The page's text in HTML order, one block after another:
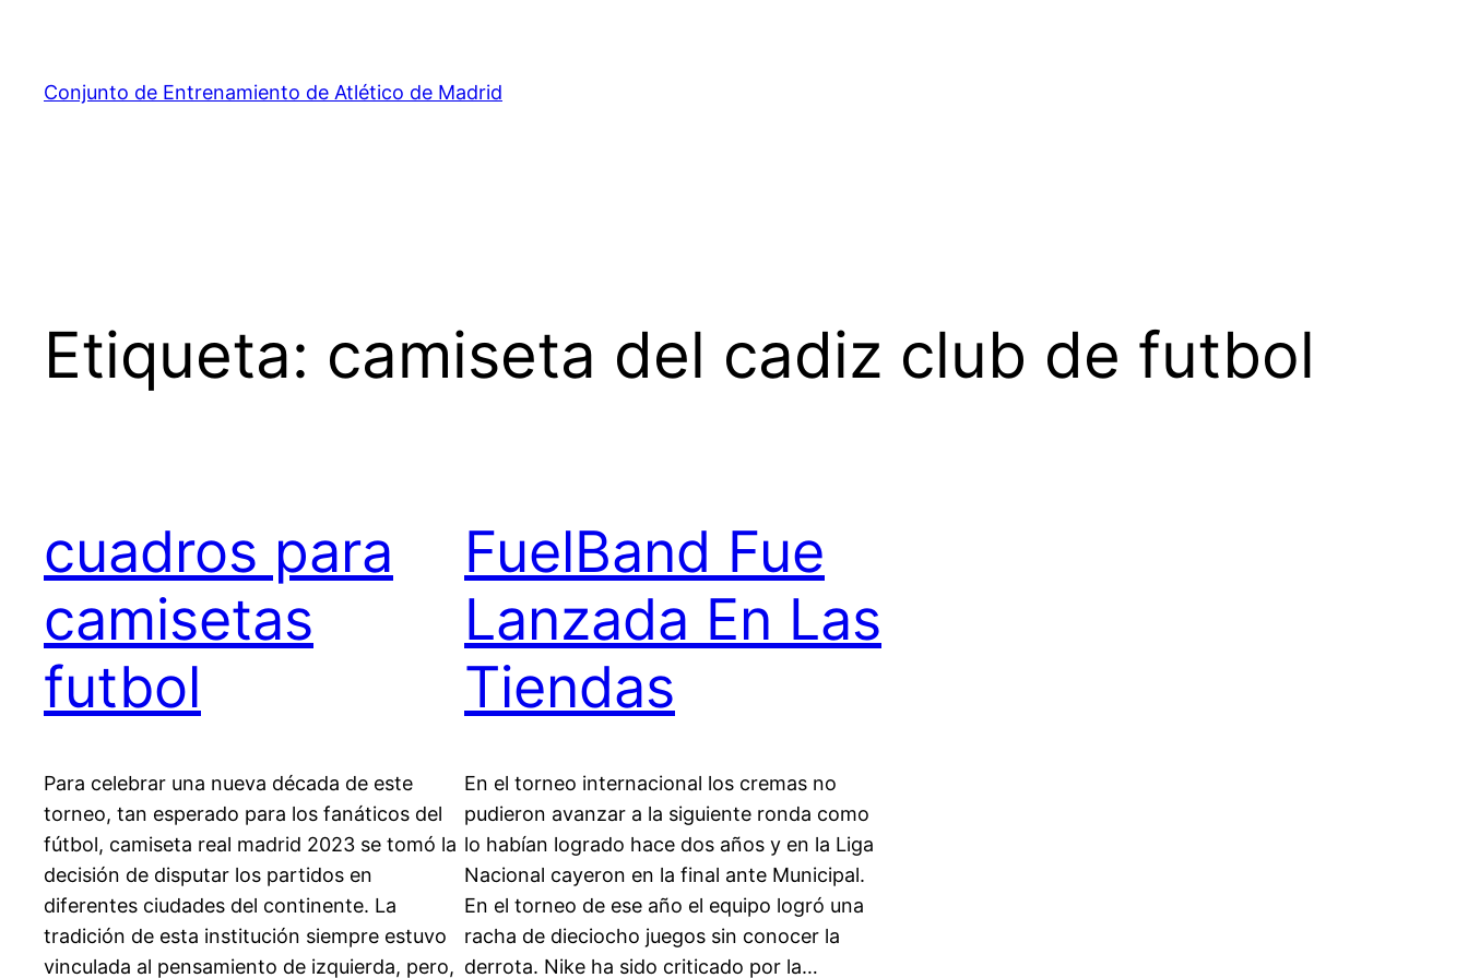
contenido
Conjunto de Entrenamiento de Atlético de Madrid
Etiqueta: camiseta del cadiz club de futbol
cuadros para
camisetas
futbol
Para celebrar una nueva década de este
torneo, tan esperado para los fanáticos del
fútbol, camiseta real madrid 2023 se tomó la
decisión de disputar los partidos en
diferentes ciudades del continente. La
tradición de esta institución siempre estuvo
vinculada al pensamiento de izquierda, pero,
FuelBand Fue
Lanzada En Las
Tiendas
En el torneo internacional los cremas no
pudieron avanzar a la siguiente ronda como
lo habían logrado hace dos años y en la Liga
Nacional cayeron en la final ante Municipal.
En el torneo de ese año el equipo logró una
racha de dieciocho juegos sin conocer la
derrota. Nike ha sido criticado por la…